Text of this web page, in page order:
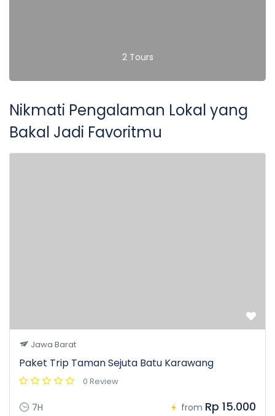
2 Tours
Nikmati Pengalaman Lokal yang
Bakal Jadi Favoritmu
Jawa Barat
Paket Trip Taman Sejuta Batu Karawang
0 Review
7H from Rp 15.000